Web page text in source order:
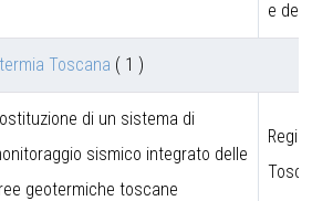
e
Toscana ( 1 )
di un sistema di
sismico integrato delle
geotermiche toscane